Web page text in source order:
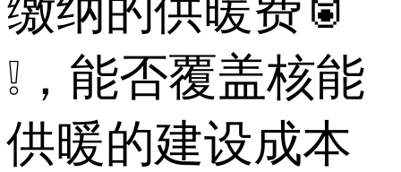
❕，能否覆盖核能
供暖的建设成本